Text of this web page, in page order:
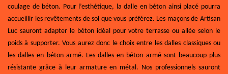
coulage de béton. Pour l’esthétique, la dalle en béton ainsi placé pourra
accueillir les revêtements de sol que vous préférez. Les maçons de Artisan
Luc sauront adapter le béton idéal pour votre terrasse ou allée selon le
poids à supporter. Vous aurez donc le choix entre les dalles classiques ou
les dalles en béton armé. Les dalles en béton armé sont beaucoup plus
résistante grâce à leur armature en métal. Nos professionnels sauront